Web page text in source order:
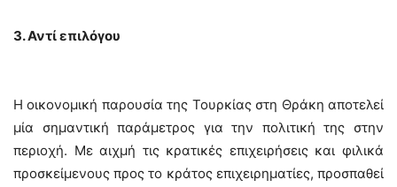
3. Αντί επιλόγου
Η οικονομική παρουσία της Τουρκίας στη Θράκη αποτελεί
μία σημαντική παράμετρος για την πολιτική της στην
περιοχή. Με αιχμή τις κρατικές επιχειρήσεις και φιλικά
προσκείμενους προς το κράτος επιχειρηματίες, προσπαθεί